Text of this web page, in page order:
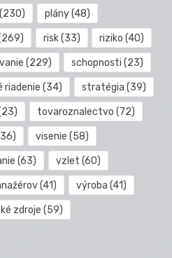
(230) plány(48)
risk(33) riziko (40)
(229) schopnosti (23)
riadenie (34) stratégia (39)
tovaroznalectvo (72)
visenie (58)
(63) vzlet (60)
(41) výroba (41)
zdroje (59)